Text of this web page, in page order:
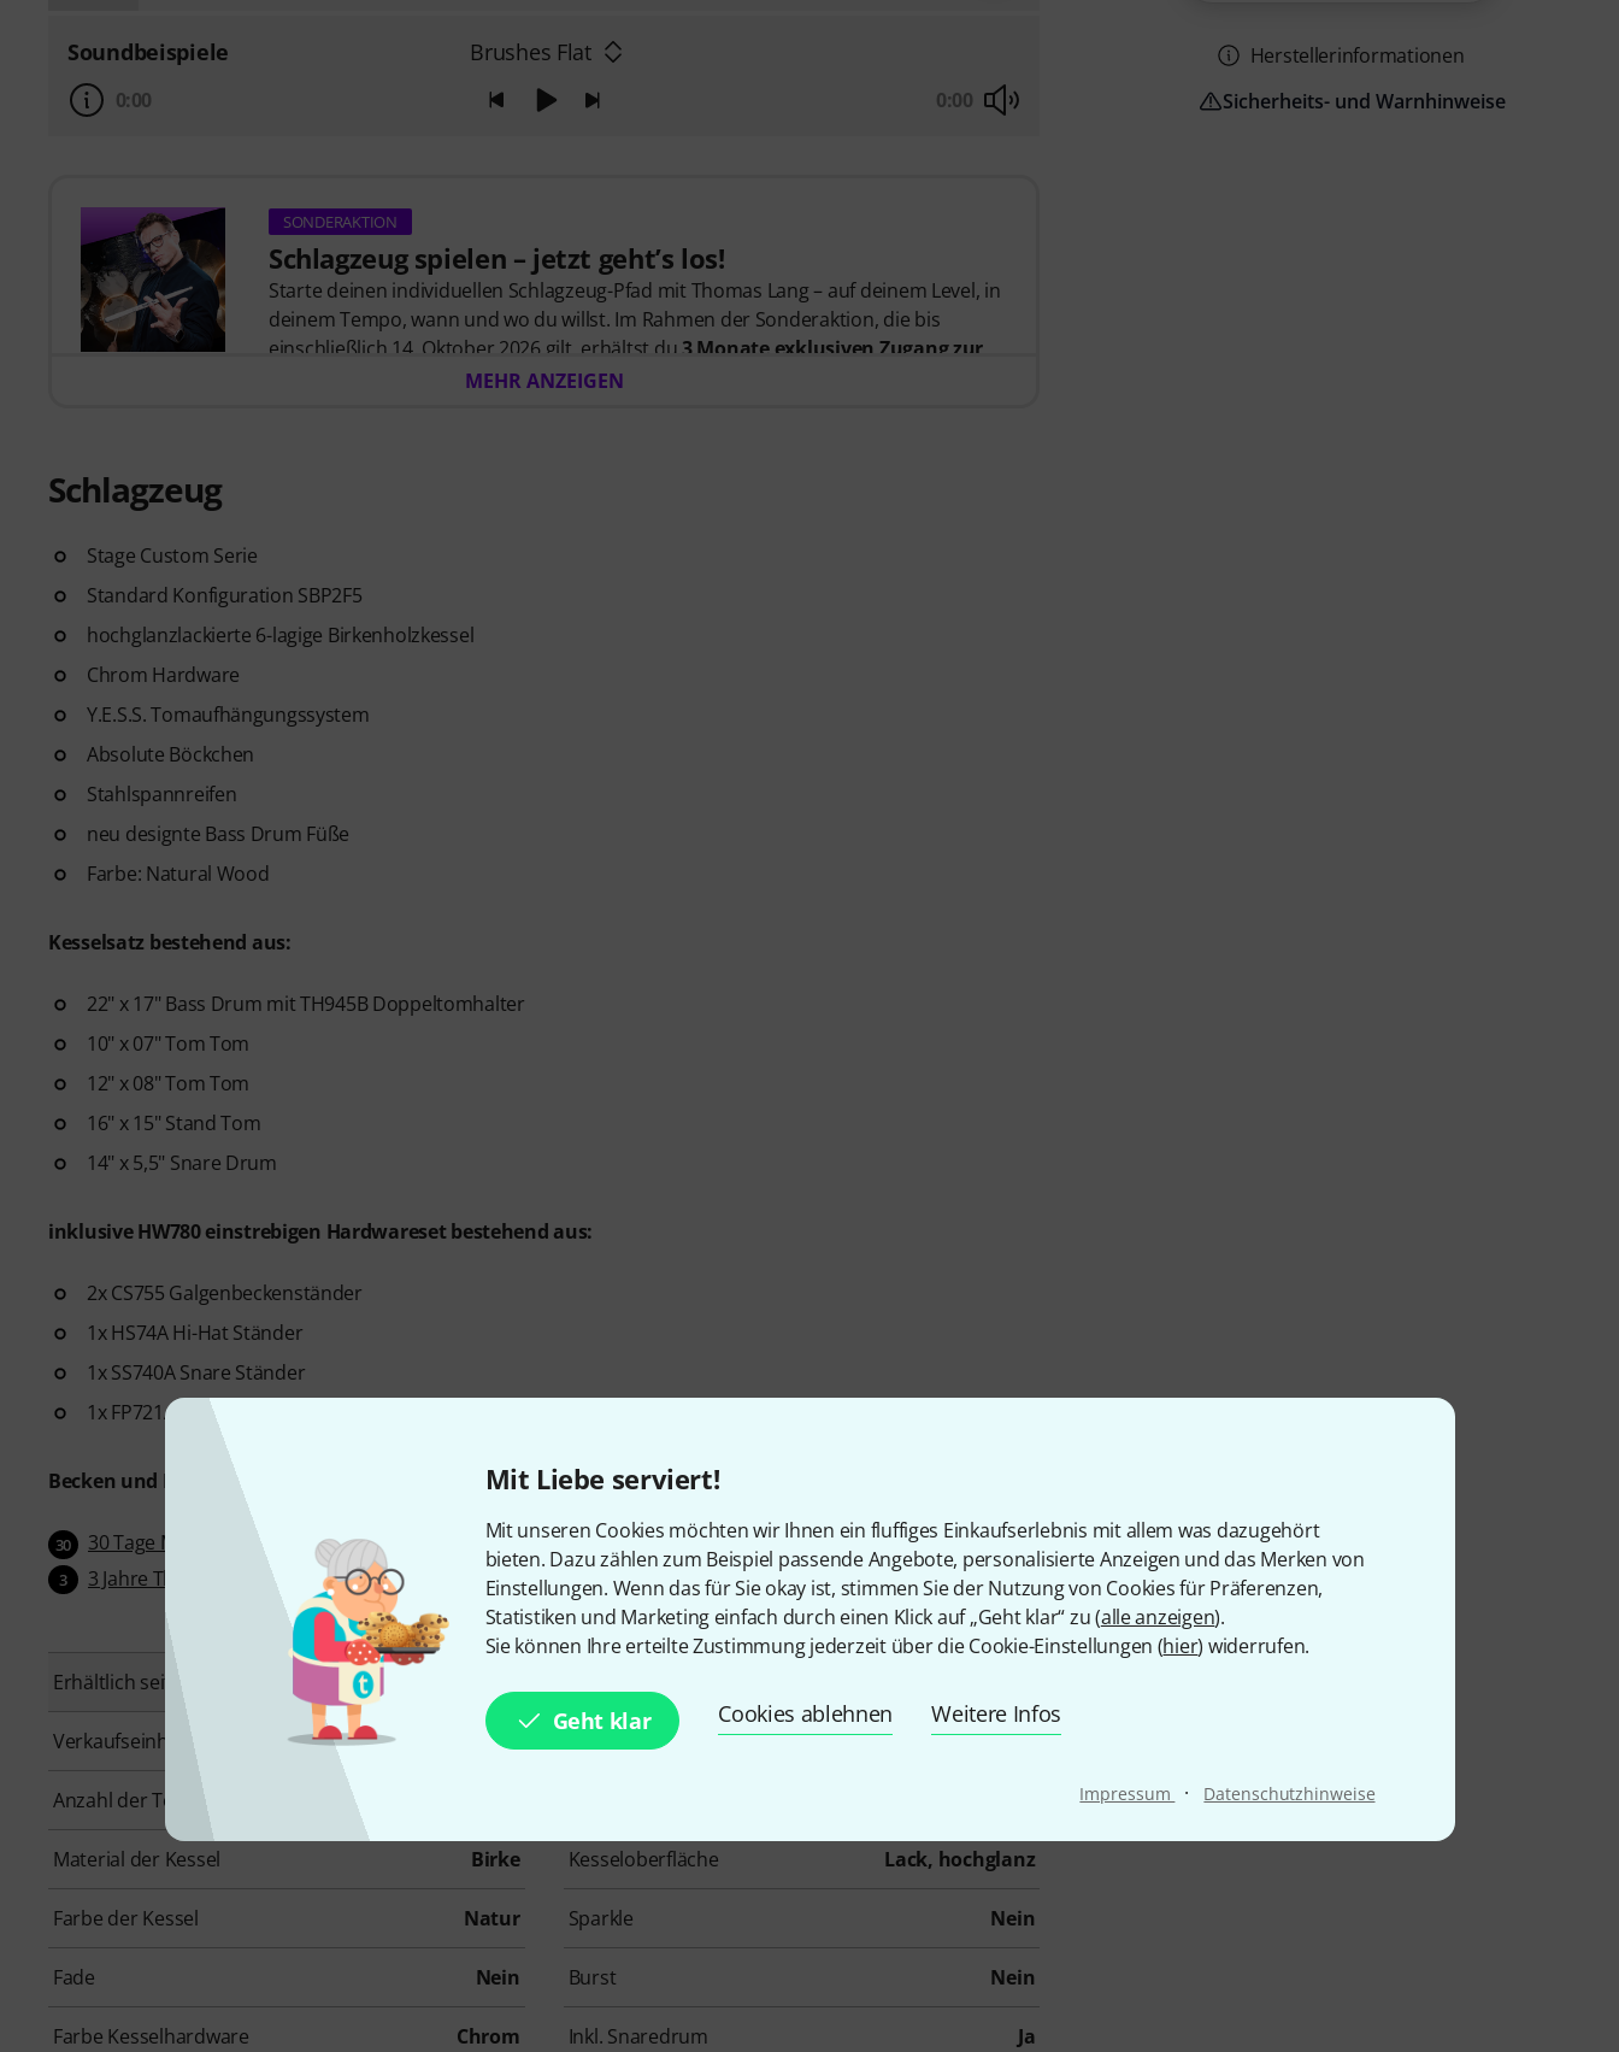
Mit Liebe serviert!
Mit unseren Cookies möchten wir Ihnen ein fluffiges Einkaufserlebnis mit allem was dazugehört
bieten. Dazu zählen zum Beispiel passende Angebote, personalisierte Anzeigen und das Merken von
Einstellungen. Wenn das für Sie okay ist, stimmen Sie der Nutzung von Cookies für Präferenzen,
Statistiken und Marketing einfach durch einen Klick auf „Geht klar“ zu (alle anzeigen).
Sie können Ihre erteilte Zustimmung jederzeit über die Cookie-Einstellungen (hier) widerrufen.
Geht klar Cookies ablehnen Weitere Infos
Impressum · Datenschutzhinweise
Soundbeispiele Brushes Flat
0:00 0:00
SONDERAKTION
Schlagzeug spielen – jetzt geht’s los!
Starte deinen individuellen Schlagzeug-Pfad mit Thomas Lang – auf deinem Level, in
deinem Tempo, wann und wo du willst. Im Rahmen der Sonderaktion, die bis
einschließlich 14. Oktober 2026 gilt, erhältst du 3 Monate exklusiven Zugang zur
MyGroove School of Drums – völlig kostenlos! Der Freischaltcode zur App wird Dir
MEHR ANZEIGEN
Schlagzeug
Stage Custom Serie
Standard Konfiguration SBP2F5
hochglanzlackierte 6-lagige Birkenholzkessel
Chrom Hardware
Y.E.S.S. Tomaufhängungssystem
Absolute Böckchen
Stahlspannreifen
neu designte Bass Drum Füße
Farbe: Natural Wood
Kesselsatz bestehend aus:
22" x 17" Bass Drum mit TH945B Doppeltomhalter
10" x 07" Tom Tom
12" x 08" Tom Tom
16" x 15" Stand Tom
14" x 5,5" Snare Drum
inklusive HW780 einstrebigen Hardwareset bestehend aus:
2x CS755 Galgenbeckenständer
1x HS74A Hi-Hat Ständer
1x SS740A Snare Ständer
1x FP721A Einzelfußmaschine
Becken und Hocker nicht im Lieferumfang enthalten
30 30 Tage Money-Back-Garantie
3 3 Jahre Thomann Garantie
Erhältlich seit
Verkaufseinheit 1 Stück Größe der Bass Drum 22"
Anzahl der TomToms
Material der Kessel Birke Kesseloberfläche Lack, hochglanz
Farbe der Kessel Natur Sparkle Nein
Fade Nein Burst Nein
Farbe Kesselhardware Chrom Inkl. Snaredrum Ja
Herstellerinformationen
Sicherheits- und Warnhinweise